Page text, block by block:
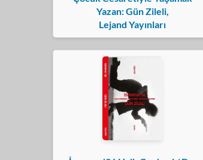
Yazan: Gün Zileli,
Lejand Yayınları